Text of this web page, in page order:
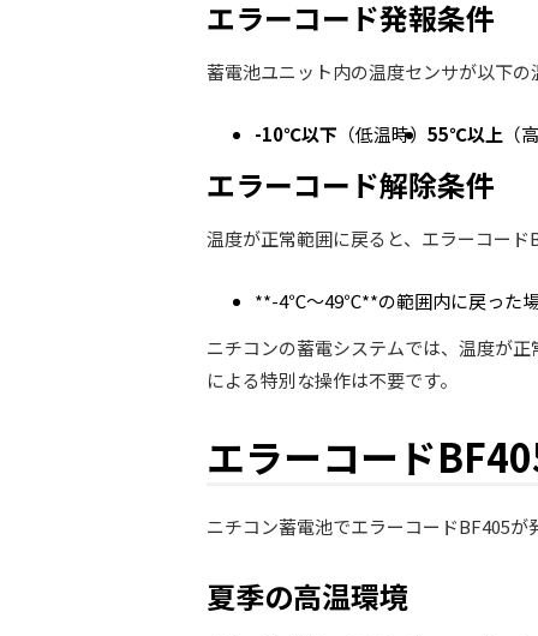
エラーコード発報条件
蓄電池ユニット内の温度センサが以下
-10℃以下 （低温時） 55℃以上 （
エラーコード解除条件
温度が正常範囲に戻ると、エラーコー
**-4℃～49℃**の範囲内に戻った
ニチコンの蓄電システムでは、温度が
による特別な操作は不要です。
エラーコード
ニチコン蓄電池でエラーコードBF405
夏季の高温環境